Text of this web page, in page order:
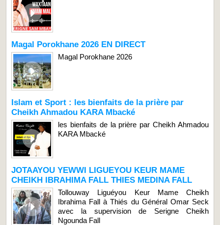
Magal Porokhane 2026 EN DIRECT
Magal Porokhane 2026
Islam et Sport : les bienfaits de la prière par
Cheikh Ahmadou KARA Mbacké
les bienfaits de la prière par Cheikh Ahmadou
KARA Mbacké
JOTAAYOU YEWWI LIGUEYOU KEUR MAME
CHEIKH IBRAHIMA FALL THIES MEDINA FALL
Tollouway Liguéyou Keur Mame Cheikh
Ibrahima Fall à Thiés du Général Omar Seck
avec la supervision de Serigne Cheikh
Ngounda Fall